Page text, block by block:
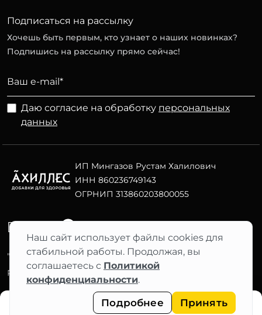
Фильтры
Наш сайт использует файлы cookies для
стабильной работы. Продолжая, вы
соглашаетесь с Политикой
конфиденциальности.
Подробнее Принять
Подписаться на рассылку
Хочешь быть первым, кто узнает о наших новинках?
Подпишись на рассылку прямо сейчас!
Даю согласие на обработку персональных
данных
ИП Мингазов Рустам Халилович
ИНН 860236749143
ОГРНИП 313860203800055
"АХИЛЛЕС" 2012–2026 ©
Разработка сайта Nuts Digital